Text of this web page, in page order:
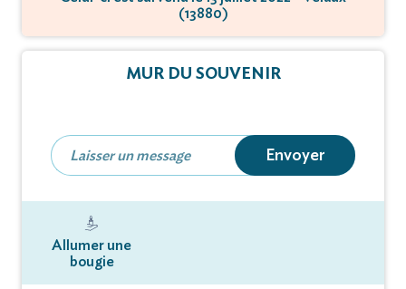
(13880)
MUR DU SOUVENIR
Envoyer
Allumer une
bougie